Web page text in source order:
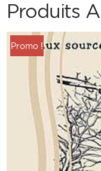
Produits
Promo !